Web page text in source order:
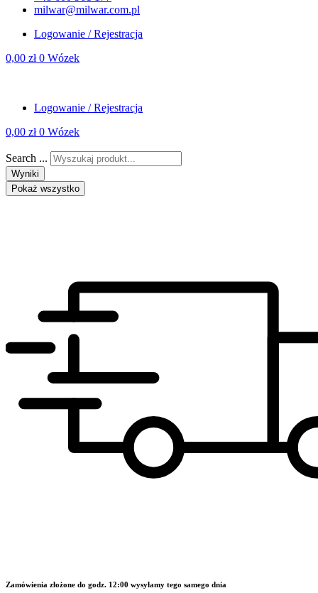
milwar@milwar.com.pl
Logowanie / Rejestracja
0,00 zł 0 Wózek
Logowanie / Rejestracja
0,00 zł 0 Wózek
Search ...
Wyniki
Pokaż wszystko
Zamówienia złożone do godz. 12:00 wysyłamy tego samego dnia